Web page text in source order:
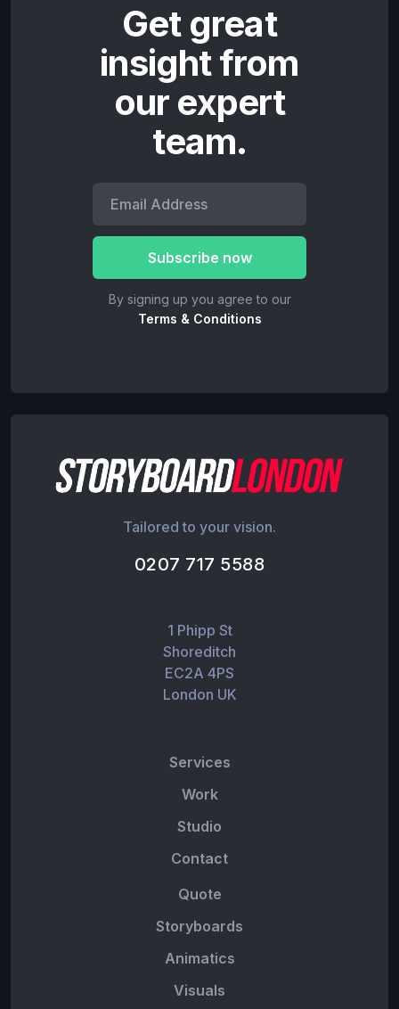
Get great
insight from
our expert
team.
By signing up you agree to our
Terms & Conditions
Tailored to your vision.
0207 717 5588
1 Phipp St
Shoreditch
EC2A 4PS
London UK
Services
Work
Studio
Contact
Quote
Storyboards
Animatics
Visuals